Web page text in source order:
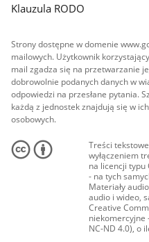
Klauzula RODO
Strony dostępne w domenie
mailowych. Użytkownik
mail zgadza się na przetwarzanie
dobrowolnie podanych danych w
odpowiedzi na przesłane pytania.
każdą z jednostek znajdują się w
osobowych.
Treści
wyłączeniem
na licencji typu
- na tych
Materiały
audio i wideo,
Creative
niekomercyjne
NC-ND 4.0), o